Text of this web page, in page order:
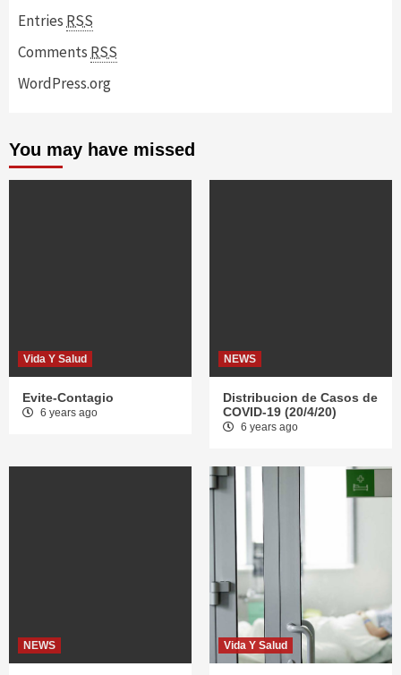
Entries RSS
Comments RSS
WordPress.org
You may have missed
Vida Y Salud
Evite-Contagio
6 years ago
NEWS
Distribucion de Casos de
COVID-19 (20/4/20)
6 years ago
NEWS Vida Y Salud